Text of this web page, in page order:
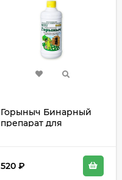
Горыныч Бинарный
препарат для
520 ₽